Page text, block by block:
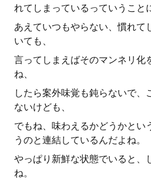
れてしまっているっていうこと
あえていつもやらない、慣れて
いても、
言ってしまえばそのマンネリ化
ね、
したら案外味覚も鈍らないで、
ないけども、
でもね、味わえるかどうかとい
うのと連結しているんだよね。
やっぱり新鮮な状態でいると、
ね。